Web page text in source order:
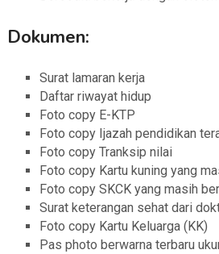
Dokumen:
Surat lamaran kerja
Daftar riwayat hidup
Foto copy E-KTP
Foto copy Ijazah pendidikan
Foto copy Tranksip nilai
Foto copy Kartu kuning yang
Foto copy SKCK yang masih
Surat keterangan sehat dari
Foto copy Kartu Keluarga (KK)
Pas photo berwarna terbaru